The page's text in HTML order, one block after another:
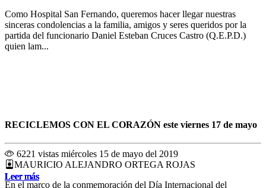
Leer más
Leer más
Leer más
Leer más
Leer más
Leer más
Como Hospital San Fernando, queremos hacer llegar nuestras
sinceras condolencias a la familia, amigos y seres queridos por la
partida del funcionario Daniel Esteban Cruces Castro (Q.E.P.D.)
quien lam...
Leer más
RECICLEMOS CON EL CORAZÓN este viernes 17 de mayo
6221 vistas miércoles 15 de mayo del 2019
MAURICIO ALEJANDRO ORTEGA ROJAS
En el marco de la conmemoración del Día Internacional del
Leer más
Leer más
Leer más
Leer más
Leer más